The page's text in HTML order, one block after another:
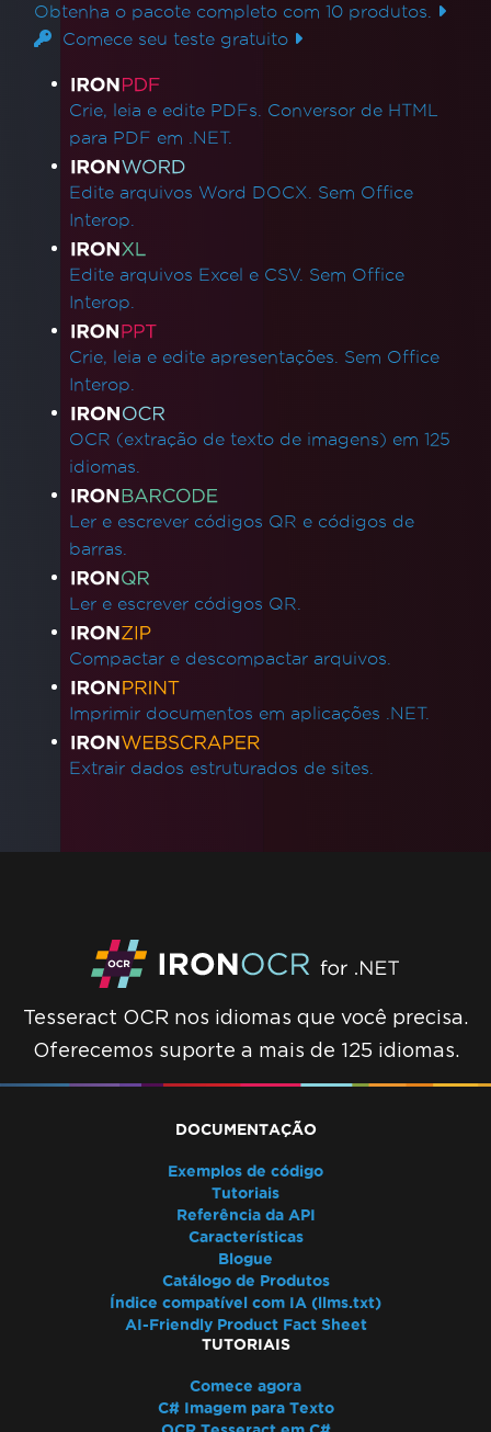
Obtenha o pacote completo com 10 produtos.
Comece seu teste gratuito
Links de produtos
Crie, leia e edite PDFs. Conversor de HTML
para PDF em .NET.
Edite arquivos Word DOCX. Sem Office
Interop.
Edite arquivos Excel e CSV. Sem Office
Interop.
Crie, leia e edite apresentações. Sem Office
Interop.
OCR (extração de texto de imagens) em 125
idiomas.
Ler e escrever códigos QR e códigos de
barras.
Ler e escrever códigos QR.
Compactar e descompactar arquivos.
Imprimir documentos em aplicações .NET.
Extrair dados estruturados de sites.
Tesseract OCR nos idiomas que você precisa.
Oferecemos suporte a mais de 125 idiomas.
DOCUMENTAÇÃO
Exemplos de código
Tutoriais
Referência da API
Características
Blogue
Catálogo de Produtos
Índice compatível com IA (llms.txt)
AI-Friendly Product Fact Sheet
TUTORIAIS
Comece agora
C# Imagem para Texto